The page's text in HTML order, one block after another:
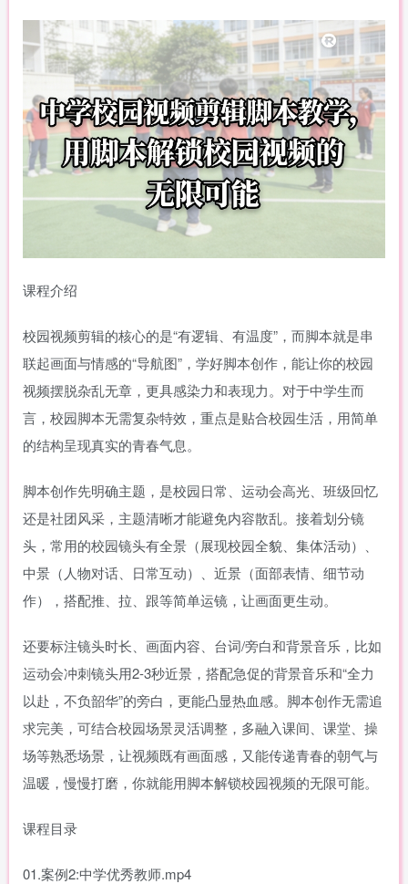
课程介绍
校园视频剪辑的核心的是“有逻辑、有温度”，而脚本就是串
联起画面与情感的“导航图”，学好脚本创作，能让你的校园
视频摆脱杂乱无章，更具感染力和表现力。对于中学生而
言，校园脚本无需复杂特效，重点是贴合校园生活，用简单
的结构呈现真实的青春气息。
脚本创作先明确主题，是校园日常、运动会高光、班级回忆
还是社团风采，主题清晰才能避免内容散乱。接着划分镜
头，常用的校园镜头有全景（展现校园全貌、集体活动）、
中景（人物对话、日常互动）、近景（面部表情、细节动
作），搭配推、拉、跟等简单运镜，让画面更生动。
还要标注镜头时长、画面内容、台词/旁白和背景音乐，比如
运动会冲刺镜头用2-3秒近景，搭配急促的背景音乐和“全力
以赴，不负韶华”的旁白，更能凸显热血感。脚本创作无需追
求完美，可结合校园场景灵活调整，多融入课间、课堂、操
场等熟悉场景，让视频既有画面感，又能传递青春的朝气与
温暖，慢慢打磨，你就能用脚本解锁校园视频的无限可能。
课程目录
01.案例2:中学优秀教师.mp4